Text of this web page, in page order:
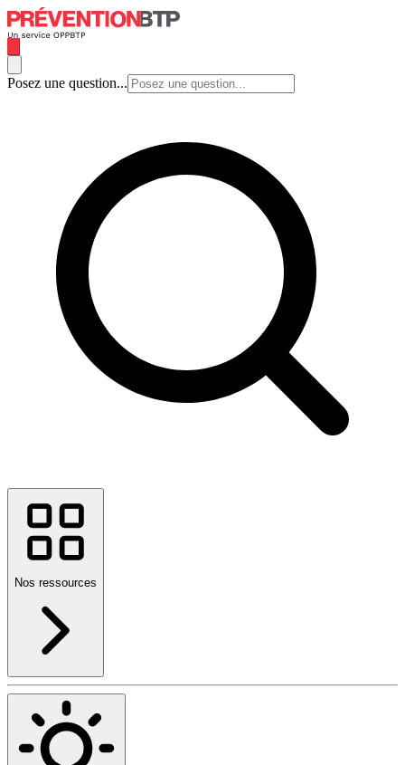
Posez une question...
Nos ressources